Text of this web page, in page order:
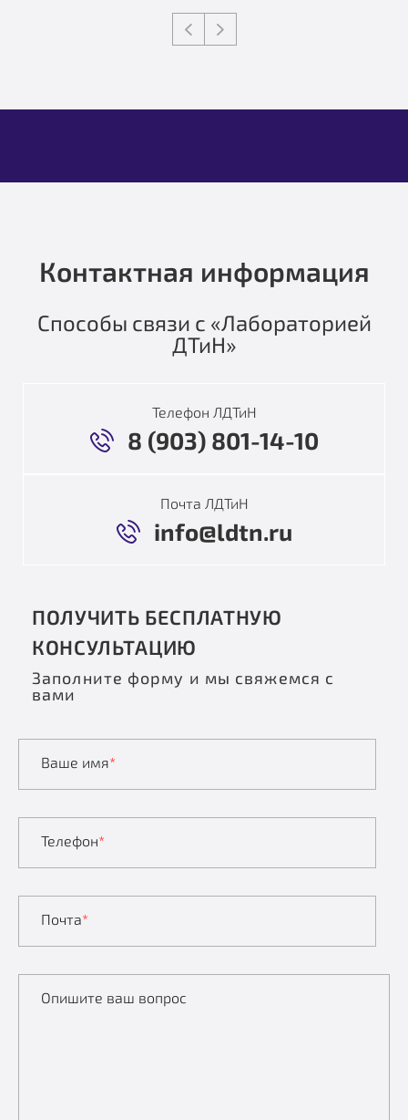
Контактная информация
Способы связи с «Лабораторией
ДТиН»
Телефон ЛДТиН
8 (903) 801-14-10
Почта ЛДТиН
info@ldtn.ru
ПОЛУЧИТЬ БЕСПЛАТНУЮ
КОНСУЛЬТАЦИЮ
Заполните форму и мы свяжемся с
вами
Ваше имя*
Телефон*
Почта*
Опишите ваш вопрос